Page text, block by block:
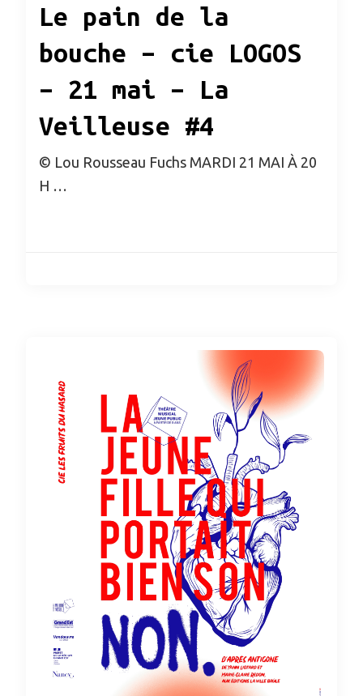
Le pain de la
bouche – cie LOGOS
– 21 mai – La
Veilleuse #4
© Lou Rousseau Fuchs MARDI 21 MAI À 20
H …